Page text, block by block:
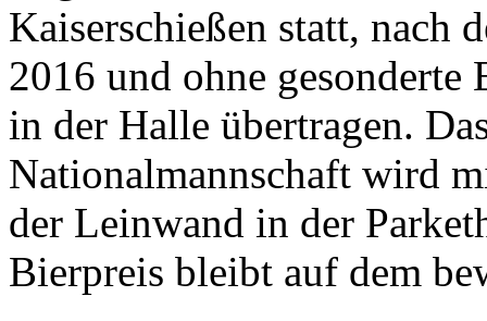
Kaiserschießen statt, nach
2016 und ohne
in der Halle übertragen.
Nationalmannschaft wird
der Leinwand in der
Bierpreis bleibt auf dem